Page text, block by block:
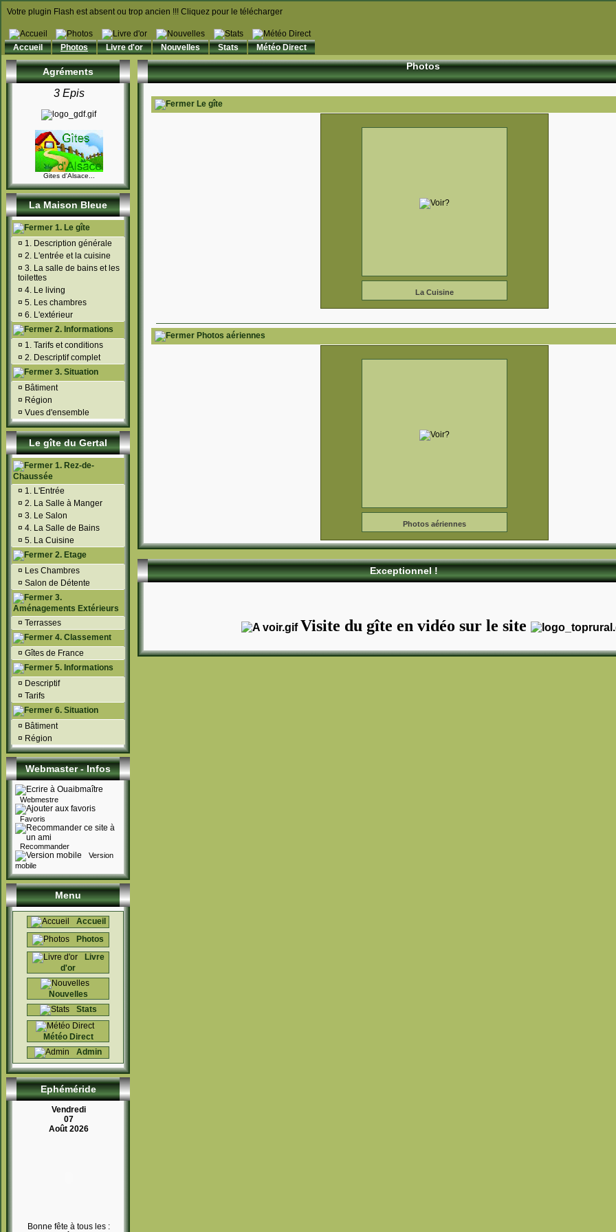
Votre plugin Flash est absent ou trop ancien !!! Cliquez pour le télécharger
Accueil Photos Livre d'or Nouvelles Stats Météo Direct
Agréments
3 Epis
Gites d'Alsace...
La Maison Bleue
1. Le gîte
¤ 1. Description générale
¤ 2. L'entrée et la cuisine
¤ 3. La salle de bains et les
toilettes
¤ 4. Le living
¤ 5. Les chambres
¤ 6. L'extérieur
2. Informations
¤ 1. Tarifs et conditions
¤ 2. Descriptif complet
3. Situation
¤ Bâtiment
¤ Région
¤ Vues d'ensemble
Le gîte du Gertal
1. Rez-de-
Chaussée
¤ 1. L'Entrée
¤ 2. La Salle à Manger
¤ 3. Le Salon
¤ 4. La Salle de Bains
¤ 5. La Cuisine
2. Etage
¤ Les Chambres
¤ Salon de Détente
3.
Aménagements Extérieurs
¤ Terrasses
4. Classement
¤ Gîtes de France
5. Informations
¤ Descriptif
¤ Tarifs
6. Situation
¤ Bâtiment
¤ Région
Webmaster - Infos
Webmestre
Favoris
Recommander
Version
mobile
Menu
Accueil
Photos
Livre
d'or
Nouvelles
Stats
Météo Direct
Admin
Ephéméride
Vendredi
07
Août 2026
Bonne fête à tous les :
Photos
Le gîte
La Cuisine
Photos aériennes
Photos aériennes
Exceptionnel !
Visite du gîte en vidéo sur le site